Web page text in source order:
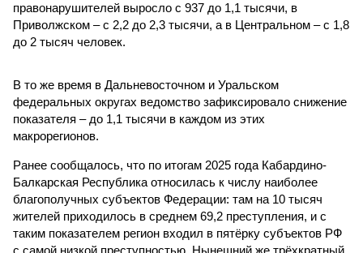
правонарушителей выросло с 937 до 1,1 тысячи, в
Приволжском – с 2,2 до 2,3 тысячи, а в Центральном – с 1,8
до 2 тысяч человек.
В то же время в Дальневосточном и Уральском
федеральных округах ведомство зафиксировало снижение
показателя – до 1,1 тысячи в каждом из этих
макрорегионов.
Ранее сообщалось, что по итогам 2025 года Кабардино-
Балкарская Республика относилась к числу наиболее
благополучных субъектов Федерации: там на 10 тысяч
жителей приходилось в среднем 69,2 преступления, и с
таким показателем регион входил в пятёрку субъектов РФ
с самой низкой преступностью. Нынешний же трёхкратный